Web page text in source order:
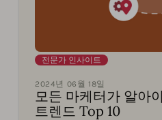
전문가 인사이트
2024년 06월 18일
모든 마케터가 알아
트렌드 Top 10